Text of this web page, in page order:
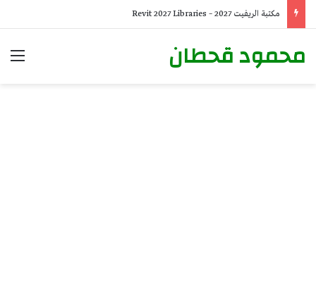
مكتبة الريفيت 2027 – Revit 2027 Libraries
محمود قحطان